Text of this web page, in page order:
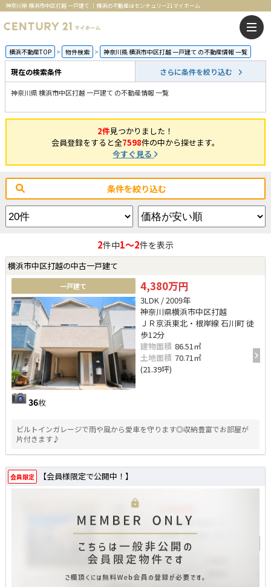
神奈川県 横浜市中区打越 一戸建て ｜横浜の不動産はセンチュリー21マイホーム
横浜不動産TOP 物件検索 神奈川県 横浜市中区打越 一戸建て の不動産情報 一覧
現在の検索条件 さらに条件を絞り込む
神奈川県 横浜市中区打越 一戸建て の不動産情報 一覧
2件見つかりました！
会員登録をすると全7598件の中から探せます。
今すぐ見る
条件を絞り込む
2件中1～2件を表示
横浜市中区打越の中古一戸建て
一戸建て
36枚
4,380万円
3LDK / 2009年
神奈川県横浜市中区打越
ＪＲ京浜東北・根岸線 石川町 徒
歩12分
建物面積 86.51㎡
土地面積 70.71㎡
(21.39坪)
ビルトインガレージで雨や風から愛車を守ります◎収納豊富でお部屋が
片付きます♪
会員限定 【会員様限定で公開中！】